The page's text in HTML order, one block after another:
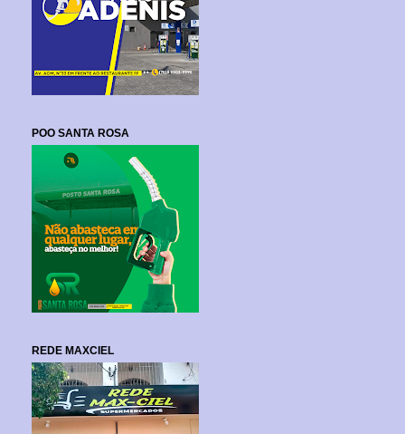
POO SANTA ROSA
REDE MAXCIEL